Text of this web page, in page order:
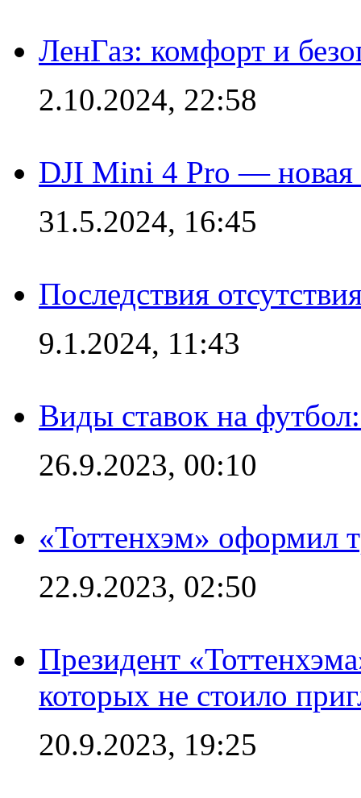
ЛенГаз: комфорт и
2.10.2024, 22:58
DJI Mini 4 Pro — новая
31.5.2024, 16:45
Последствия
9.1.2024, 11:43
Виды ставок на
26.9.2023, 00:10
«Тоттенхэм» оформил
22.9.2023, 02:50
Президент
которых не стоило
20.9.2023, 19:25